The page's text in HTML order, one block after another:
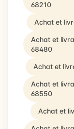
68210
Achat et
Achat et
68480
Achat et
Achat et
68550
Achat et